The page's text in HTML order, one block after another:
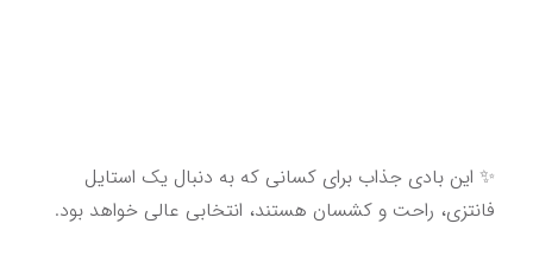
فانتزی، راحت و کشسان هستند، انتخابی عالی خواهد بود.